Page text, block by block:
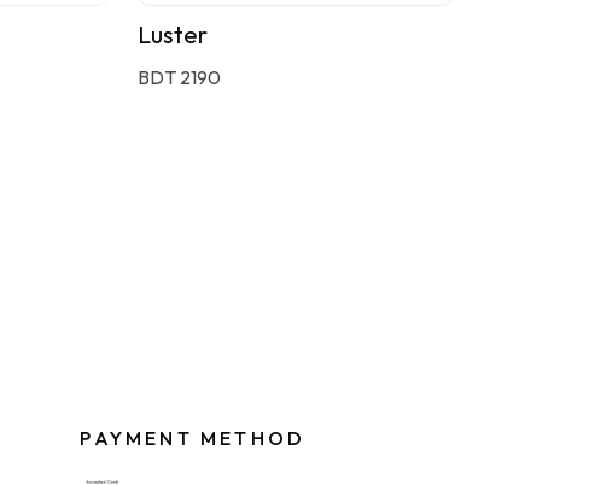
Luster
BDT 2190
PAYMENT METHOD